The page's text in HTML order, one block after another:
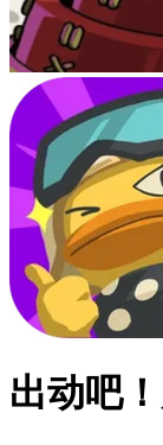
出动吧